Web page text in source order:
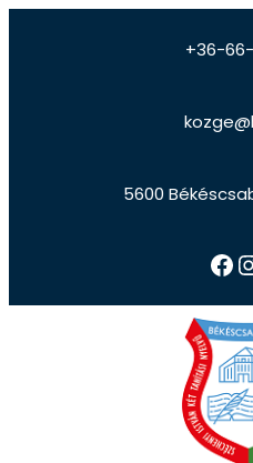
+36-66-
5600